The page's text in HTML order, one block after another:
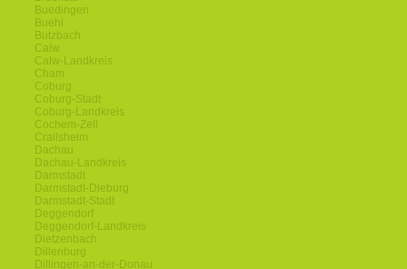
Buedingen
Buehl
Butzbach
Calw
Calw-Landkreis
Cham
Coburg
Coburg-Stadt
Coburg-Landkreis
Cochem-Zell
Crailsheim
Dachau
Dachau-Landkreis
Darmstadt
Darmstadt-Dieburg
Darmstadt-Stadt
Deggendorf
Deggendorf-Landkreis
Dietzenbach
Dillenburg
Dillingen-an-der-Donau